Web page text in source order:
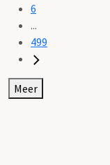
6
...
499
Meer